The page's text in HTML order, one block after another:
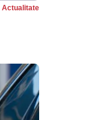
Actualitate